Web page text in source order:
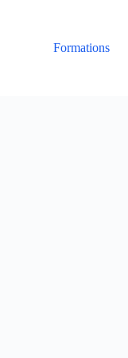
Formations